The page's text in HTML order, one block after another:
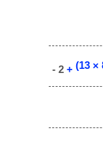
- 2 + (13 ×